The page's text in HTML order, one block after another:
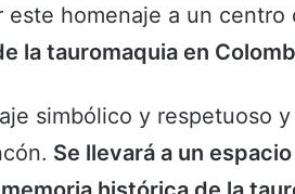
este homenaje a un centro
la tauromaquia en
simbólico y respetuoso
Se llevará a un